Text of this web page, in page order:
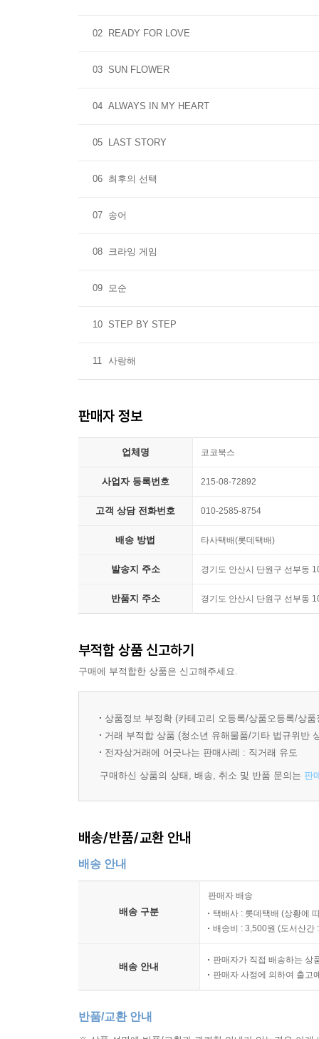
02 READY FOR LOVE
03 SUN FLOWER
04 ALWAYS IN MY HEART
05 LAST STORY
06 최후의 선택
07 송어
08 크라잉 게임
09 모순
10 STEP BY STEP
11 사랑해
판매자 정보
업체명 코코북스
사업자 등록번호 215-08-72892
고객 상담 전화번호 010-2585-8754
배송 방법 타사택배(롯데택배)
발송지 주소 경기도 안산시 단원구 선부동
반품지 주소 경기도 안산시 단원구 선부동
부적합 상품 신고하기
구매에 부적합한 상품은 신고해주세요.
상품정보 부정확 (카테고리 오등록/상품오등록/상
거래 부적합 상품 (청소년 유해물품/기타 법규위반
전자상거래에 어긋나는 판매사례 : 직거래 유도
구매하신 상품의 상태, 배송, 취소 및 반품 문의는 판
배송/반품/교환 안내
배송 안내
배송 구분
판매자 배송
택배사 : 롯데택배 (상황에
배송비 : 3,500원 (도서산간
배송 안내
판매자가 직접 배송하는 상
판매자 사정에 의하여 출고
반품/교환 안내